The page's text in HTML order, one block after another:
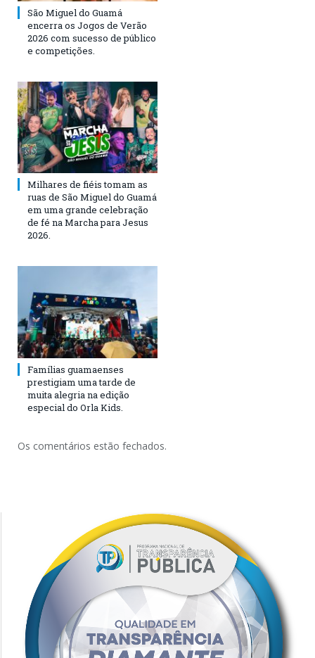
São Miguel do Guamá
encerra os Jogos de Verão
2026 com sucesso de público
e competições.
Milhares de fiéis tomam as
ruas de São Miguel do Guamá
em uma grande celebração
de fé na Marcha para Jesus
2026.
Famílias guamaenses
prestigiam uma tarde de
muita alegria na edição
especial do Orla Kids.
Os comentários estão fechados.